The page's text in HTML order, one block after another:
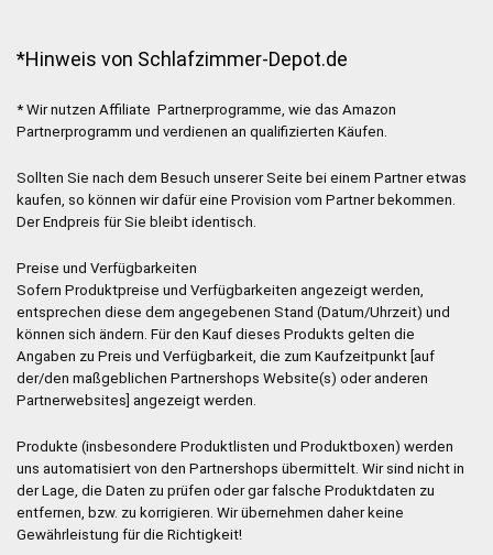
*Hinweis von Schlafzimmer-Depot.de
* Wir nutzen Affiliate Partnerprogramme, wie das Amazon
Partnerprogramm und verdienen an qualifizierten Käufen.
Sollten Sie nach dem Besuch unserer Seite bei einem Partner etwas
kaufen, so können wir dafür eine Provision vom Partner bekommen.
Der Endpreis für Sie bleibt identisch.
Preise und Verfügbarkeiten
Sofern Produktpreise und Verfügbarkeiten angezeigt werden,
entsprechen diese dem angegebenen Stand (Datum/Uhrzeit) und
können sich ändern. Für den Kauf dieses Produkts gelten die
Angaben zu Preis und Verfügbarkeit, die zum Kaufzeitpunkt [auf
der/den maßgeblichen Partnershops Website(s) oder anderen
Partnerwebsites] angezeigt werden.
Produkte (insbesondere Produktlisten und Produktboxen) werden
uns automatisiert von den Partnershops übermittelt. Wir sind nicht in
der Lage, die Daten zu prüfen oder gar falsche Produktdaten zu
entfernen, bzw. zu korrigieren. Wir übernehmen daher keine
Gewährleistung für die Richtigkeit!